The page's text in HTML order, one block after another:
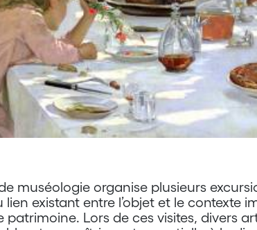
muséologie organise plusieurs
lien existant entre l’objet et le
Lors de ces visites, divers